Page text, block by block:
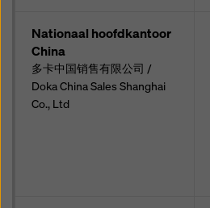
Nationaal hoofdkantoor
China
多卡中国销售有限公司 /
Doka China Sales Shanghai
Co., Ltd